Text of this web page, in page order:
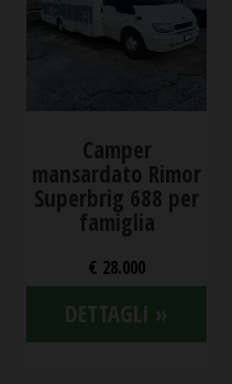
Camper
mansardato Rimor
Superbrig 688 per
famiglia
€ 28.000
DETTAGLI »